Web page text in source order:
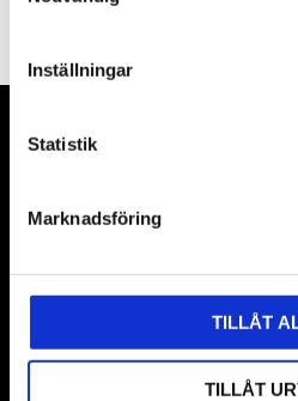
Inställningar
Statistik
Marknadsföring
TILLÅT
TILLÅT
VÅRA LEVERANTÖRER
Våra främsta leverantörer är KS
& däckmaskiner och Master
kunden.